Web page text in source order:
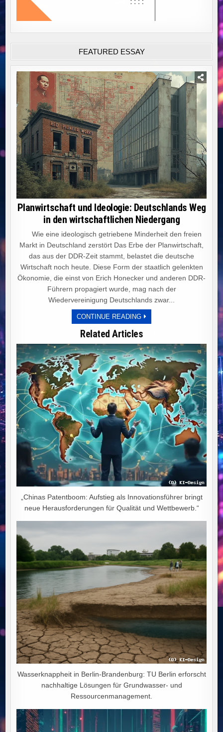
FEATURED ESSAY
Planwirtschaft und Ideologie: Deutschlands Weg
in den wirtschaftlichen Niedergang
Wie eine ideologisch getriebene Minderheit den freien
Markt in Deutschland zerstört Das Erbe der Planwirtschaft,
das aus der DDR-Zeit stammt, belastet die deutsche
Wirtschaft noch heute. Diese Form der staatlich gelenkten
Ökonomie, die einst von Erich Honecker und anderen DDR-
Führern propagiert wurde, mag nach der
Wiedervereinigung Deutschlands zwar...
CONTINUE READINGPLANWIRTSCHAFT
UND
DEUTSCHLANDS
IN
DEN
WIRTSCHAFTLICHEN
NIEDERGANG
Related Articles
„Chinas Patentboom: Aufstieg als Innovationsführer bringt
neue Herausforderungen für Qualität und Wettbewerb.“
Wasserknappheit in Berlin-Brandenburg: TU Berlin erforscht
nachhaltige Lösungen für Grundwasser- und
Ressourcenmanagement.